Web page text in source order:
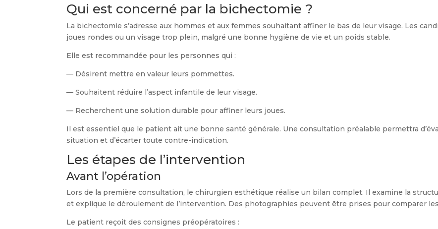
Qui est concerné par la bichectomie ?
La bichectomie s’adresse aux hommes et aux femmes souhaitant affiner le bas de leur visage. Les
joues rondes ou un visage trop plein, malgré une bonne hygiène de vie et un poids stable.
Elle est recommandée pour les personnes qui :
— Désirent mettre en valeur leurs pommettes.
— Souhaitent réduire l’aspect infantile de leur visage.
— Recherchent une solution durable pour affiner leurs joues.
Il est essentiel que le patient ait une bonne santé générale. Une consultation préalable permettra
situation et d’écarter toute contre-indication.
Les étapes de l’intervention
Avant l’opération
Lors de la première consultation, le chirurgien esthétique réalise un bilan complet. Il examine la
et explique le déroulement de l’intervention. Des photographies peuvent être prises pour comparer
Le patient reçoit des consignes préopératoires :